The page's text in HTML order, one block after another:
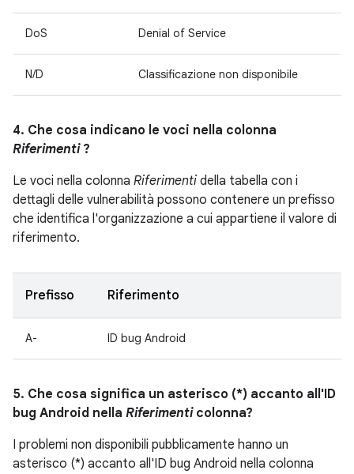
DoS Denial of Service
N/D Classificazione non disponibile
4. Che cosa indicano le voci nella colonna
Riferimenti?
Le voci nella colonna Riferimenti della tabella con i
dettagli delle vulnerabilità possono contenere un prefisso
che identifica l'organizzazione a cui appartiene il valore di
riferimento.
Prefisso Riferimento
A- ID bug Android
5. Che cosa significa un asterisco (*) accanto all'ID
bug Android nella Riferimenticolonna?
I problemi non disponibili pubblicamente hanno un
asterisco (*) accanto all'ID bug Android nella colonna